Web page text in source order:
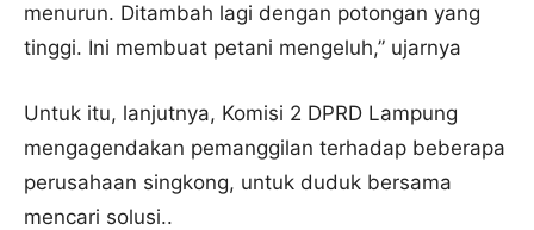
menurun. Ditambah lagi dengan potongan yang
tinggi. Ini membuat petani mengeluh,” ujarnya
Untuk itu, lanjutnya, Komisi 2 DPRD Lampung
mengagendakan pemanggilan terhadap beberapa
perusahaan singkong, untuk duduk bersama
mencari solusi..